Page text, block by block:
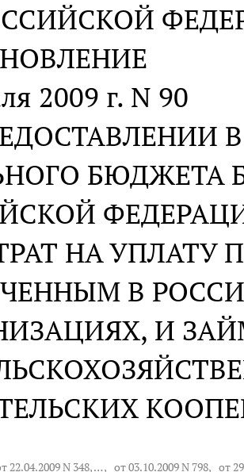
2009 г. N 90
В
НА УПЛАТУ
В
И
22.04.2009 N 348, … , от 03.10.2009 N 798, от